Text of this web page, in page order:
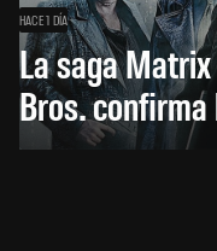
HACE 1 DÍA
La saga
Bros.